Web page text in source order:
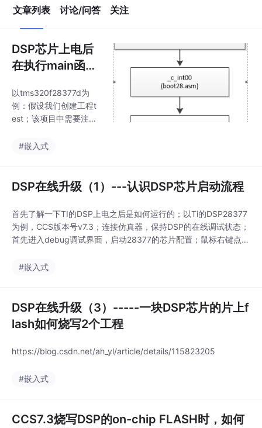
文章列表 讨论/问答 关注
DSP芯片上电后
在执行main函数
以tms320f28377d为
例：假设我们创建工程t
est；该项目中需要注意
1、 main.c文件；2、 D
件；3、 28377型号相
适配的 F2837xD_Code
StartBranch.asm文
件...
#嵌入式
DSP在线升级（1）---认识DSP芯片启动流程
首先了解一下TI的DSP上电之后是如何运行的；以Ti的DSP28377
为例，CCS版本号v7.3；连接仿真器，保持DSP的在线调试状态；
首先进入debug调试界面，启动28377的芯片配置；鼠标右键点击
可以看到调试界面显示， 0x3FF16A(no symbols are defined)no
#嵌入式
DSP在线升级（3）-----一块DSP芯片的片上f
lash如何烧写2个工程
https://blog.csdn.net/ah_yl/article/details/115823205
#嵌入式
CCS7.3烧写DSP的on-chip FLASH时，如何